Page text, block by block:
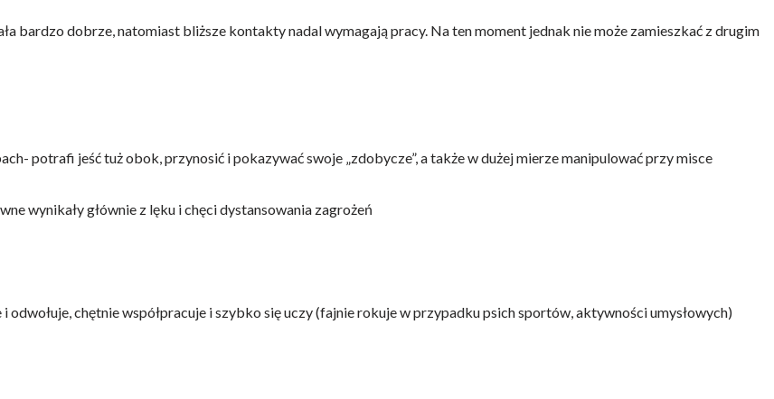
bardzo dobrze, natomiast bliższe kontakty nadal wymagają pracy. Na ten moment jednak nie może zamieszkać z drugim
potrafi jeść tuż obok, przynosić i pokazywać swoje „zdobycze”, a także w dużej mierze manipulować przy misce
wynikały głównie z lęku i chęci dystansowania zagrożeń
odwołuje, chętnie współpracuje i szybko się uczy (fajnie rokuje w przypadku psich sportów, aktywności umysłowych)